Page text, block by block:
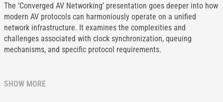
The ‘Converged AV Networking’ presentation goes deeper into how
modern AV protocols can harmoniously operate on a unified
network infrastructure. It examines the complexities and
challenges associated with clock synchronization, queuing
mechanisms, and specific protocol requirements.
SHOW MORE